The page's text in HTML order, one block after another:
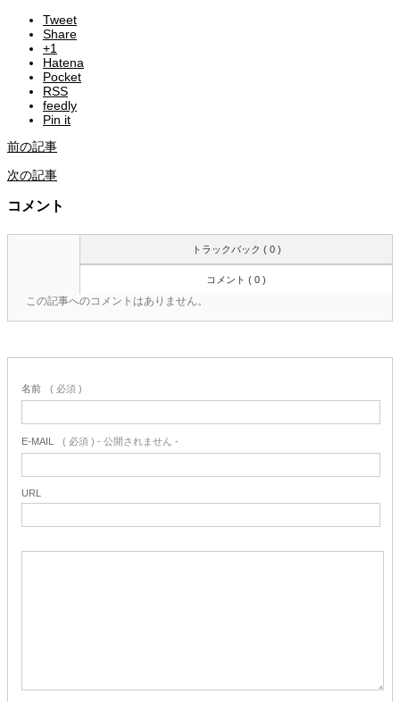
Tweet
Share
+1
Hatena
Pocket
RSS
feedly
Pin it
前の記事
次の記事
コメント
トラックバック ( 0 )
コメント ( 0 )
この記事へのコメントはありません。
名前 ( 必須 )
E-MAIL ( 必須 ) - 公開されません -
URL